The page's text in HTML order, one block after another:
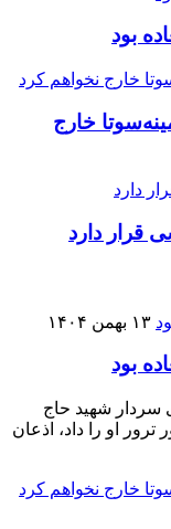
بود
خارج
قرار دارد
۱۳ بهمن ۱۴۰۴
بود
سردار شهید حاج
که در ژانویه سال ۲۰۲۰ دستور ترور او را داد، اذعان